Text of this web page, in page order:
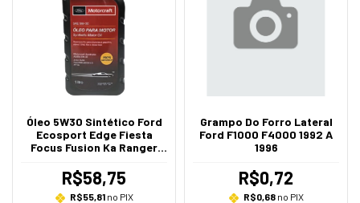
Óleo 5W30 Sintético Ford
Ecosport Edge Fiesta
Focus Fusion Ka Ranger
R$58,75
R$55,81no PIX
Grampo Do Forro Lateral
Ford F1000 F4000 1992 A
1996
R$0,72
R$0,68no PIX